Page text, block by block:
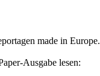
made in Europe.
Ausgabe lesen: